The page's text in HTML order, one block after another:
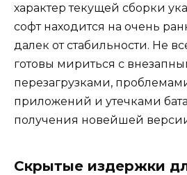
характер текущей сборки
софт находится на очень
далек от стабильности. Не
готовы мириться с
перезагрузками,
приложений и утечками
получения новейшей
Скрытые издержки